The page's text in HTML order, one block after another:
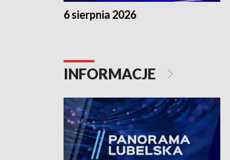
6 sierpnia 2026
INFORMACJE